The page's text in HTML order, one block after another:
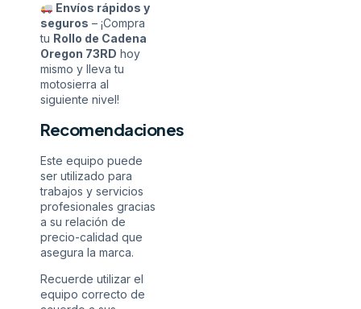
Envíos rápidos y
seguros – ¡Compra
tu Rollo de Cadena
Oregon 73RD hoy
mismo y lleva tu
motosierra al
siguiente nivel!
Recomendaciones
Este equipo puede
ser utilizado para
trabajos y servicios
profesionales gracias
a su relación de
precio-calidad que
asegura la marca.
Recuerde utilizar el
equipo correcto de